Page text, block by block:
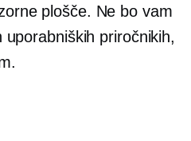
plošče. Ne bo vam
priročnikih,